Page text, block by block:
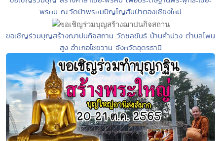
พรหม ณ.วัดป่าพรหมปัญโญสันป่าตองเชียงใหม่
ขอเชิญร่วมบุญสร้างฌาปนกิจสถาน วัดชลขันธ์ บ้านคำม่วง ตำบลโพน
สูง อำเภอไชยวาน จังหวัดอุดรธานี